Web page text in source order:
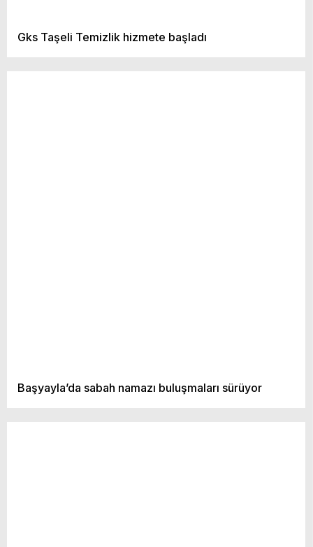
Gks Taşeli Temizlik hizmete başladı
Başyayla’da sabah namazı buluşmaları sürüyor